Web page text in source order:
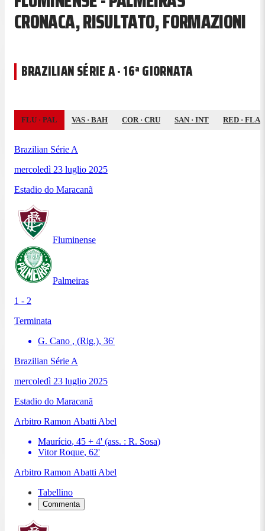
CRONACA, RISULTATO, FORMAZIONI
BRAZILIAN SÉRIE A · 16ª GIORNATA
FLU · PAL VAS · BAH COR· CRU SAN · INT RED · FLA
Brazilian Série A
mercoledì 23 luglio 2025
Estadio do Maracanã
Fluminense
Palmeiras
1 - 2
Terminata
G. Cano , (Rig.), 36'
Brazilian Série A
mercoledì 23 luglio 2025
Estadio do Maracanã
Arbitro Ramon Abatti Abel
Maurício, 45 + 4' (ass. : R. Sosa)
Vitor Roque, 62'
Arbitro Ramon Abatti Abel
Tabellino
Commenta